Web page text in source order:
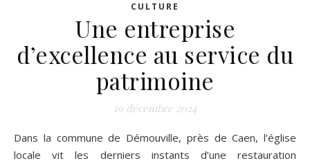
CULTURE
Une entreprise
d’excellence au service du
patrimoine
19 décembre 2024
Dans la commune de Démouville, près de Caen, l’église
locale vit les derniers instants d’une restauration